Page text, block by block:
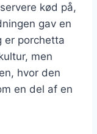
kød på,
gav en
er porchetta
men
hvor den
en del af en